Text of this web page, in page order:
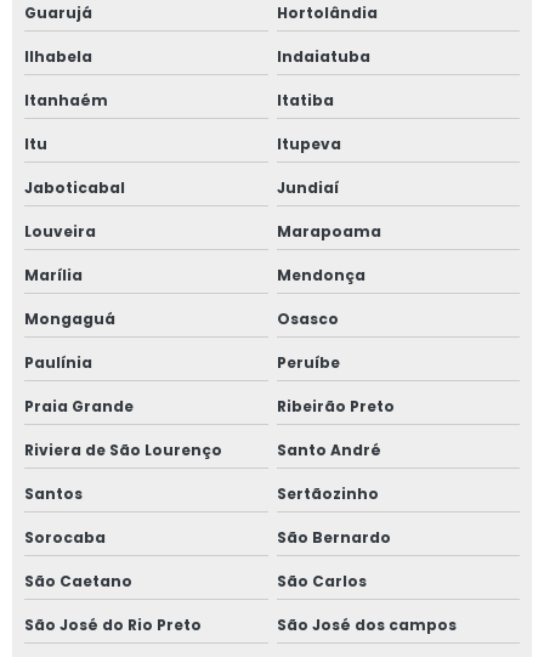
Projeto de canalização de válvulas de segurança
Projeto de combate a incêndio e pânico
Projeto de combate a incêndio preço
Projeto de linha de vida e ponto de ancoragem
Projeto de segurança de máquinas em ms
Projeto de ventilação mecânica
Projetos de combate a incêndio
Projetos de nr 12
Projetos de para raios spda
Guarujá Hortolândia
Ilhabela Indaiatuba
Itanhaém Itatiba
Itu Itupeva
Jaboticabal Jundiaí
Louveira Marapoama
Marília Mendonça
Mongaguá Osasco
Paulínia Peruíbe
Praia Grande Ribeirão Preto
Riviera de São Lourenço Santo André
Santos Sertãozinho
Sorocaba São Bernardo
São Caetano São Carlos
São José do Rio Preto São José dos campos